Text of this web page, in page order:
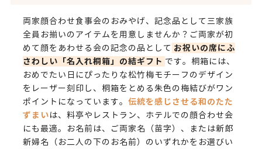
両家顔合わせ食事会のおみやげ、記念品として三家族
全員お揃いのアイテムを用意しませんか？ご両家が初
めて顔をあわせる会の記念の品として お祝いの席にふ
さわしい「名入れ桐箱」の結ギフト です。桐箱には、
おめでたい日にぴったりな松竹梅モチーフのデザイン
をレーザー刻印し、桐箱をとめる朱色の梅結びがワン
ポイントになっています。 伝統を感じさせる和のたた
ずまいは、料亭やレストラン、ホテルでの顔合わせ会
にも最適。お名前は、ご両家名（苗字）、または新郎
新婦名（お二人の下のお名前）のいずれかをお選びい